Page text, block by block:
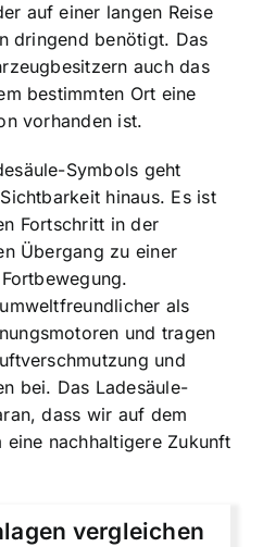
auf einer langen Reise
dringend benötigt. Das
auch das
bestimmten Ort eine
vorhanden ist.
Symbols geht
hinaus. Es ist
Fortschritt in der
Übergang zu einer
als
und tragen
und
bei. Das Ladesäule-
dass wir auf dem
nachhaltigere Zukunft
vergleichen